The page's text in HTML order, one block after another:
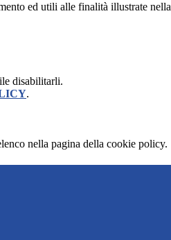
ed utili alle finalità illustrate nella
disabilitarli.
.
nella pagina della cookie policy.